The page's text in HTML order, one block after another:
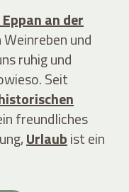
an der
und
ruhig und
Seit
freundliches
Urlaubist ein